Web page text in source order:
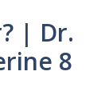
| Dr.
8